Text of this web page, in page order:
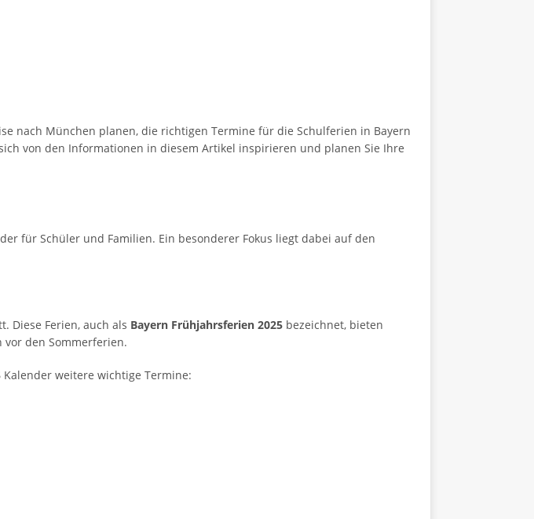
nach München planen, die richtigen Termine für die Schulferien in Bayern
von den Informationen in diesem Artikel inspirieren und planen Sie Ihre
für Schüler und Familien. Ein besonderer Fokus liegt dabei auf den
Diese Ferien, auch als Bayern Frühjahrsferien 2025 bezeichnet, bieten
den Sommerferien.
Kalender weitere wichtige Termine: